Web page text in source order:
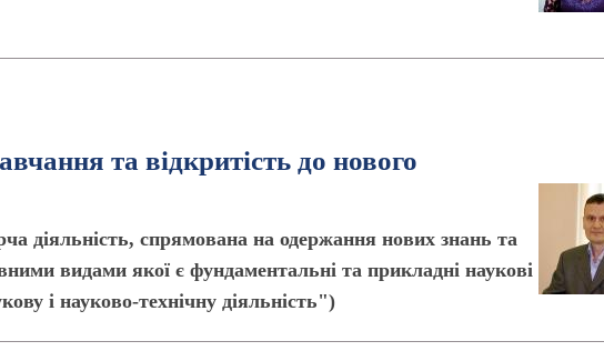
та відкритість до нового
діяльність, спрямована на одержання нових знань та
видами якої є фундаментальні та прикладні наукові
і науково-технічну діяльність")